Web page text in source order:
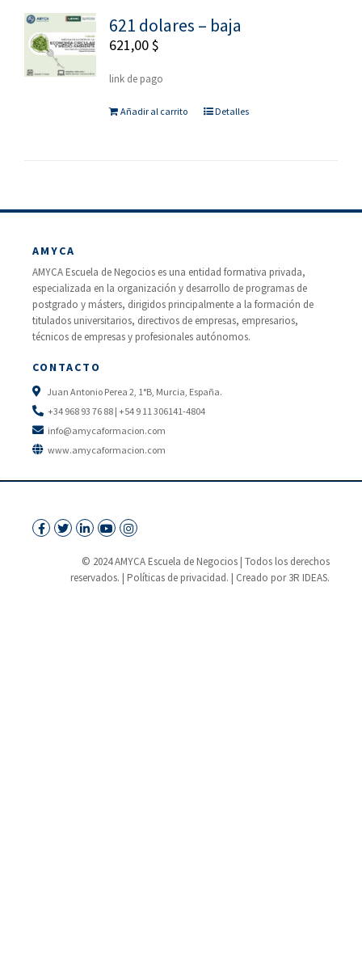
621 dolares – baja
621,00$
link de pago
Añadir al carrito Detalles
AMYCA
AMYCA Escuela de Negocios es una entidad formativa privada,
especializada en la organización y desarrollo de programas de
postgrado y másters, dirigidos principalmente a la formación de
titulados universitarios, directivos de empresas, empresarios,
técnicos de empresas y profesionales autónomos.
CONTACTO
Juan Antonio Perea 2, 1°B, Murcia, España.
+34 968 93 76 88 | +54 9 11 306141-4804
info@amycaformacion.com
www.amycaformacion.com
© 2024 AMYCA Escuela de Negocios | Todos los derechos
reservados. | Políticas de privacidad. | Creado por 3R IDEAS.